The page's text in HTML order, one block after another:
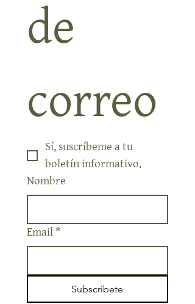
de
correo
Sí, suscríbeme a tu
boletín informativo.
Nombre
Email *
Subscribete